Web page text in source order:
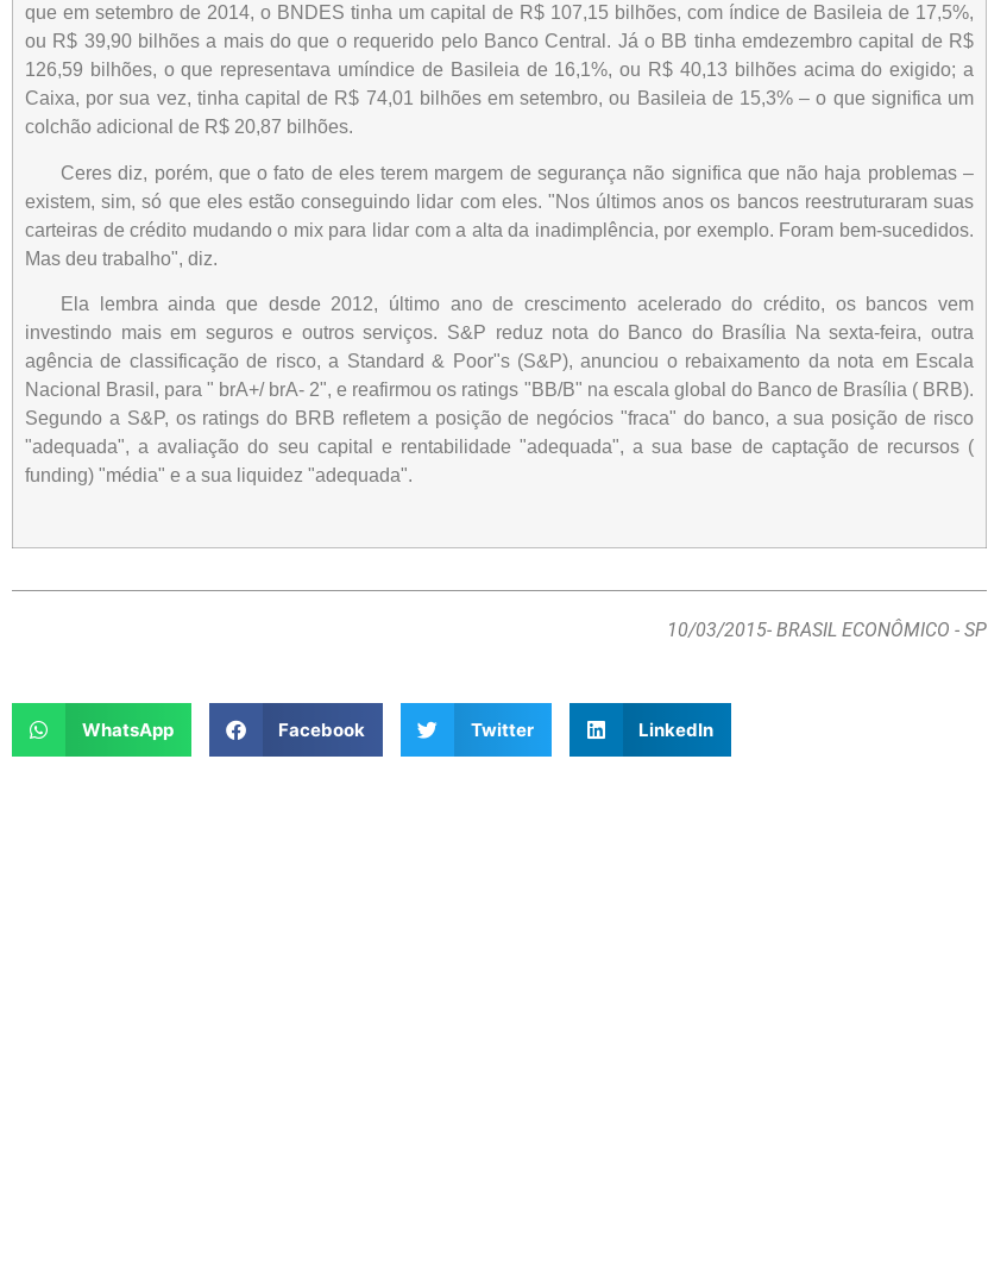
que em setembro de 2014, o BNDES tinha um capital de R$ 107,15 bilhões, com índice de Basileia de 17,5%,
ou R$ 39,90 bilhões a mais do que o requerido pelo Banco Central. Já o BB tinha emdezembro capital de R$
126,59 bilhões, o que representava umíndice de Basileia de 16,1%, ou R$ 40,13 bilhões acima do exigido; a
Caixa, por sua vez, tinha capital de R$ 74,01 bilhões em setembro, ou Basileia de 15,3% – o que significa um
colchão adicional de R$ 20,87 bilhões.
Ceres diz, porém, que o fato de eles terem margem de segurança não significa que não haja problemas –
existem, sim, só que eles estão conseguindo lidar com eles. "Nos últimos anos os bancos reestruturaram suas
carteiras de crédito mudando o mix para lidar com a alta da inadimplência, por exemplo. Foram bem-sucedidos.
Mas deu trabalho", diz.
Ela lembra ainda que desde 2012, último ano de crescimento acelerado do crédito, os bancos vem
investindo mais em seguros e outros serviços. S&P reduz nota do Banco do Brasília Na sexta-feira, outra
agência de classificação de risco, a Standard & Poor"s (S&P), anunciou o rebaixamento da nota em Escala
Nacional Brasil, para " brA+/ brA- 2", e reafirmou os ratings "BB/B" na escala global do Banco de Brasília ( BRB).
Segundo a S&P, os ratings do BRB refletem a posição de negócios "fraca" do banco, a sua posição de risco
"adequada", a avaliação do seu capital e rentabilidade "adequada", a sua base de captação de recursos (
funding) "média" e a sua liquidez "adequada".
10/03/2015- BRASIL ECONÔMICO - SP
WhatsApp Facebook Twitter LinkedIn